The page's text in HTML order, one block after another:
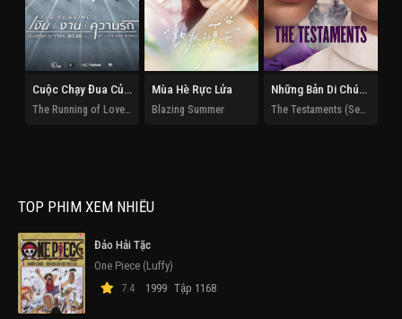
Cuộc Chạy Đua Của Tình Và Tiền Mùa Hè Rực Lửa
Blazing Summer
Những Bản Di Chúc (Phần 1)
TOP PHIM XEM NHIỀU
Đảo Hải Tặc
One Piece (Luffy)
7.4
1999 Tập 1168